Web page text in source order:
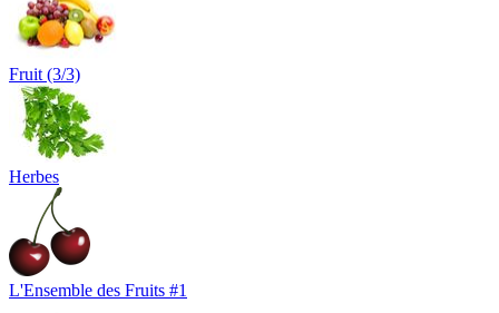
Fruit (3/3)
Herbes
L'Ensemble des Fruits #1